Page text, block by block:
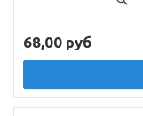
68,00 руб